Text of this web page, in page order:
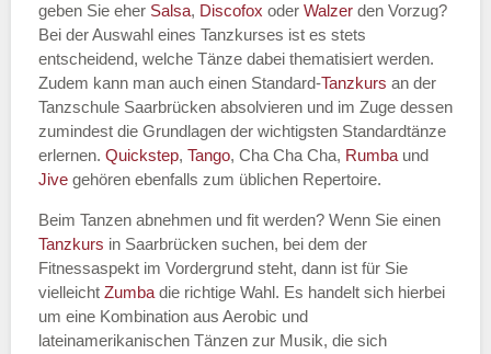
Name des Tanzkurs*
Tanzart*
geben Sie eher Salsa, Discofox oder Walzer den Vorzug?
Bei der Auswahl eines Tanzkurses ist es stets
entscheidend, welche Tänze dabei thematisiert werden.
Zudem kann man auch einen Standard-Tanzkurs an der
Tanzschule Saarbrücken absolvieren und im Zuge dessen
zumindest die Grundlagen der wichtigsten Standardtänze
erlernen. Quickstep, Tango, Cha Cha Cha, Rumba und
Jive gehören ebenfalls zum üblichen Repertoire.
Beim Tanzen abnehmen und fit werden? Wenn Sie einen
Tanzkurs in Saarbrücken suchen, bei dem der
Fitnessaspekt im Vordergrund steht, dann ist für Sie
vielleicht Zumba die richtige Wahl. Es handelt sich hierbei
um eine Kombination aus Aerobic und
lateinamerikanischen Tänzen zur Musik, die sich